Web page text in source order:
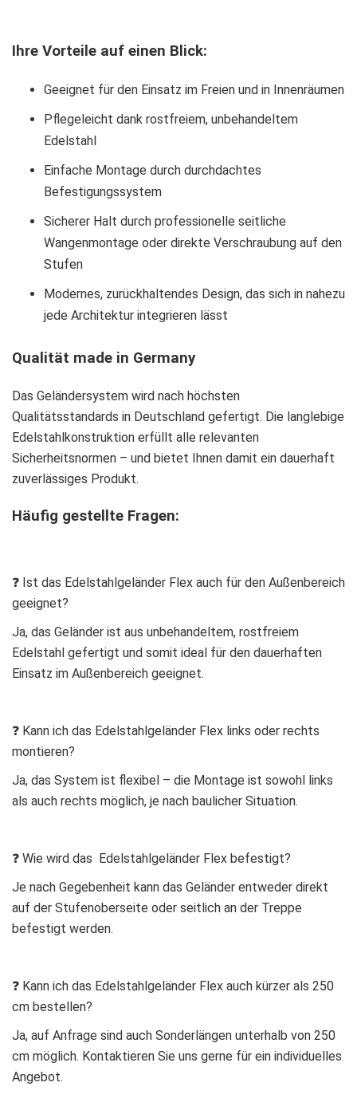
Ihre Vorteile auf einen Blick:
Geeignet für den Einsatz im Freien und in Innenräumen
Pflegeleicht dank rostfreiem, unbehandeltem
Edelstahl
Einfache Montage durch durchdachtes
Befestigungssystem
Sicherer Halt durch professionelle seitliche
Wangenmontage oder direkte Verschraubung auf den
Stufen
Modernes, zurückhaltendes Design, das sich in nahezu
jede Architektur integrieren lässt
Qualität made in Germany
Das Geländersystem wird nach höchsten
Qualitätsstandards in Deutschland gefertigt. Die langlebige
Edelstahlkonstruktion erfüllt alle relevanten
Sicherheitsnormen – und bietet Ihnen damit ein dauerhaft
zuverlässiges Produkt.
Häufig gestellte Fragen:
❓ Ist das Edelstahlgeländer Flex auch für den Außenbereich
geeignet?
Ja, das Geländer ist aus unbehandeltem, rostfreiem
Edelstahl gefertigt und somit ideal für den dauerhaften
Einsatz im Außenbereich geeignet.
❓ Kann ich das Edelstahlgeländer Flex links oder rechts
montieren?
Ja, das System ist flexibel – die Montage ist sowohl links
als auch rechts möglich, je nach baulicher Situation.
❓ Wie wird das Edelstahlgeländer Flex befestigt?
Je nach Gegebenheit kann das Geländer entweder direkt
auf der Stufenoberseite oder seitlich an der Treppe
befestigt werden.
❓ Kann ich das Edelstahlgeländer Flex auch kürzer als 250
cm bestellen?
Ja, auf Anfrage sind auch Sonderlängen unterhalb von 250
cm möglich. Kontaktieren Sie uns gerne für ein individuelles
Angebot.